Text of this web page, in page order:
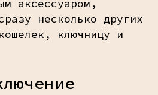
аксессуаром,
несколько других
ключницу и